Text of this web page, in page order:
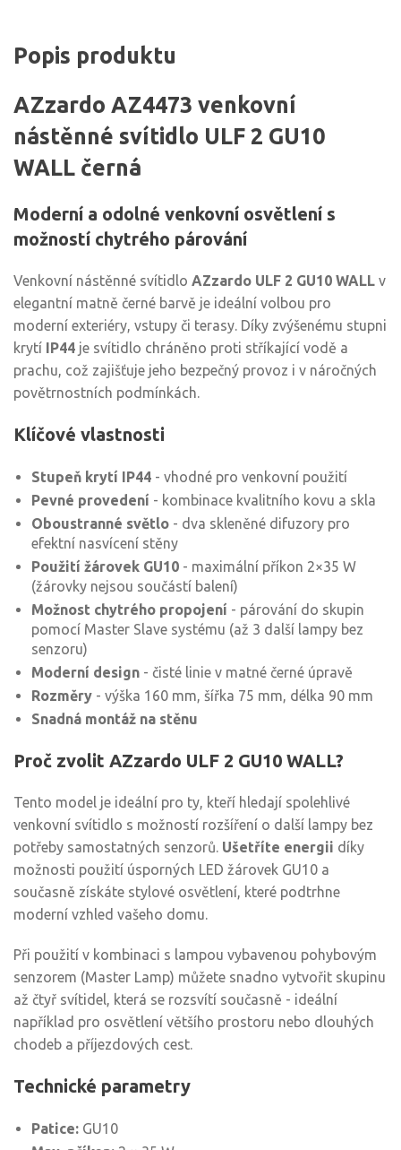
Popis produktu
AZzardo AZ4473 venkovní
nástěnné svítidlo ULF 2 GU10
WALL černá
Moderní a odolné venkovní osvětlení s
možností chytrého párování
Venkovní nástěnné svítidlo AZzardo ULF 2 GU10 WALL v
elegantní matně černé barvě je ideální volbou pro
moderní exteriéry, vstupy či terasy. Díky zvýšenému stupni
krytí IP44 je svítidlo chráněno proti stříkající vodě a
prachu, což zajišťuje jeho bezpečný provoz i v náročných
povětrnostních podmínkách.
Klíčové vlastnosti
Stupeň krytí IP44 - vhodné pro venkovní použití
Pevné provedení - kombinace kvalitního kovu a skla
Oboustranné světlo - dva skleněné difuzory pro
efektní nasvícení stěny
Použití žárovek GU10 - maximální příkon 2×35 W
(žárovky nejsou součástí balení)
Možnost chytrého propojení - párování do skupin
pomocí Master Slave systému (až 3 další lampy bez
senzoru)
Moderní design - čisté linie v matné černé úpravě
Rozměry - výška 160 mm, šířka 75 mm, délka 90 mm
Snadná montáž na stěnu
Proč zvolit AZzardo ULF 2 GU10 WALL?
Tento model je ideální pro ty, kteří hledají spolehlivé
venkovní svítidlo s možností rozšíření o další lampy bez
potřeby samostatných senzorů. Ušetříte energii díky
možnosti použití úsporných LED žárovek GU10 a
současně získáte stylové osvětlení, které podtrhne
moderní vzhled vašeho domu.
Při použití v kombinaci s lampou vybavenou pohybovým
senzorem (Master Lamp) můžete snadno vytvořit skupinu
až čtyř svítidel, která se rozsvítí současně - ideální
například pro osvětlení většího prostoru nebo dlouhých
chodeb a příjezdových cest.
Technické parametry
Patice: GU10